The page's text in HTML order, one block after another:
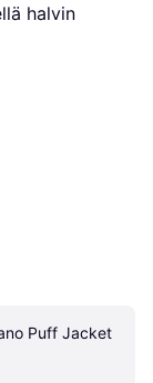
halvin
Puff Jacket